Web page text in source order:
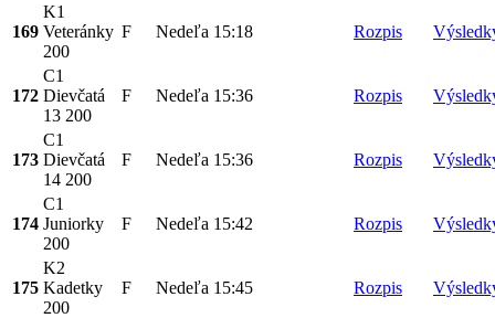
169
K1
Veteránky
200
F Nedeľa 15:18 Rozpis
172
C1
Dievčatá
13 200
F Nedeľa 15:36 Rozpis
173
C1
Dievčatá
14 200
F Nedeľa 15:36 Rozpis
174
C1
Juniorky
200
F Nedeľa 15:42 Rozpis
175
K2
Kadetky
200
F Nedeľa 15:45 Rozpis